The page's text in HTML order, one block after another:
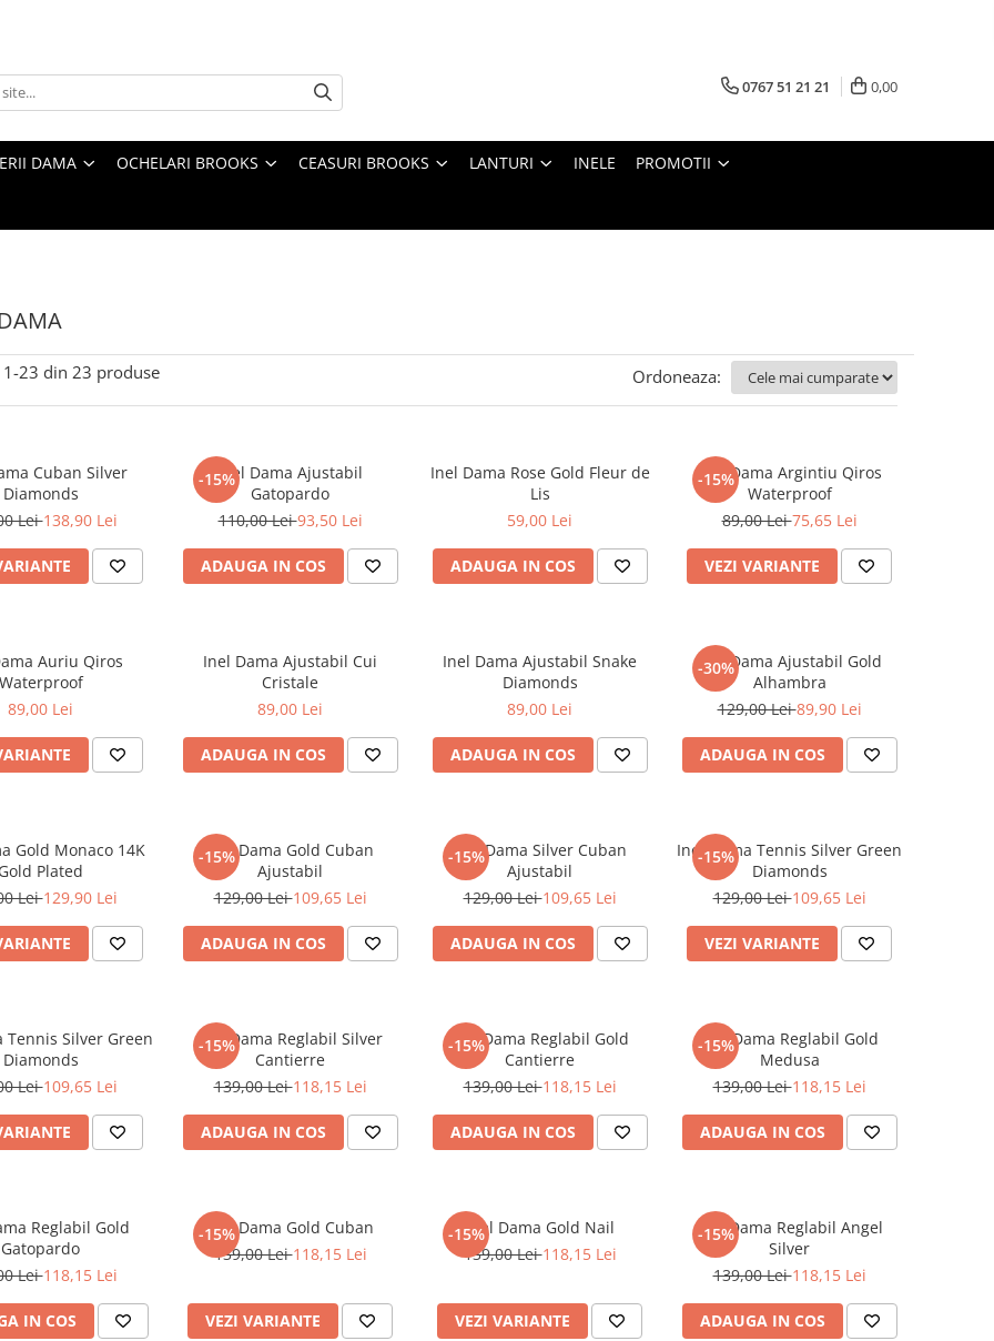
0767 51 21 21 0,00
DAMA OCHELARI BROOKS CEASURI BROOKS LANTURI INELE PROMOTII
1-23 din 23 produse Ordoneaza:
Cuban Silver
Diamonds
Lei138,90 Lei
-15%Inel Dama Ajustabil
Gatopardo
110,00 Lei93,50 Lei
ADAUGA IN COS
Inel Dama Rose Gold Fleur de
Lis
59,00 Lei
ADAUGA IN COS
-15%
Inel Dama Argintiu Qiros
Waterproof
89,00 Lei75,65 Lei
VEZI VARIANTE
Auriu Qiros
Waterproof
89,00 Lei
Inel Dama Ajustabil Cui
Cristale
89,00 Lei
ADAUGA IN COS
Inel Dama Ajustabil Snake
Diamonds
89,00 Lei
ADAUGA IN COS
-30%
Inel Dama Ajustabil Gold
Alhambra
129,00 Lei89,90 Lei
ADAUGA IN COS
Gold Monaco 14K
Gold Plated
Lei129,90 Lei
-15%
Inel Dama Gold Cuban
Ajustabil
129,00 Lei109,65 Lei
ADAUGA IN COS
-15%
Inel Dama Silver Cuban
Ajustabil
129,00 Lei109,65 Lei
ADAUGA IN COS
-15%
Inel Dama Tennis Silver Green
Diamonds
129,00 Lei109,65 Lei
VEZI VARIANTE
Tennis Silver Green
Diamonds
Lei109,65 Lei
-15%
Inel Dama Reglabil Silver
Cantierre
139,00 Lei118,15 Lei
ADAUGA IN COS
-15%
Inel Dama Reglabil Gold
Cantierre
139,00 Lei118,15 Lei
ADAUGA IN COS
-15%
Inel Dama Reglabil Gold
Medusa
139,00 Lei118,15 Lei
ADAUGA IN COS
Reglabil Gold
Gatopardo
Lei118,15 Lei
IN COS
-15%
Inel Dama Gold Cuban
139,00 Lei118,15 Lei
VEZI VARIANTE
-15%Inel Dama Gold Nail
139,00 Lei118,15 Lei
VEZI VARIANTE
-15%
Inel Dama Reglabil Angel
Silver
139,00 Lei118,15 Lei
ADAUGA IN COS